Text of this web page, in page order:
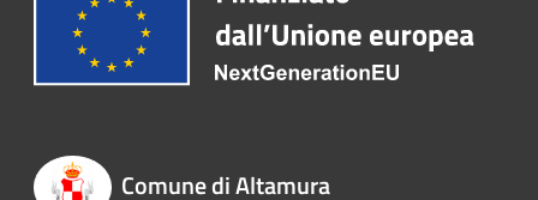
Comune di Altamura